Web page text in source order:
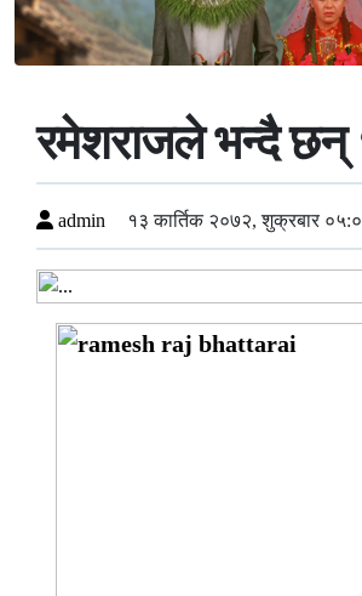
रमेशराजले भन्दै छन्
admin १३ कार्तिक २०७२, शुक्रबार